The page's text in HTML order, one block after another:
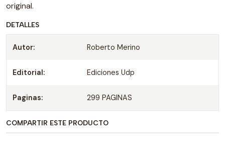
original.
DETALLES
Autor: Roberto Merino
Editorial: Ediciones Udp
Paginas: 299 PAGINAS
COMPARTIR ESTE PRODUCTO